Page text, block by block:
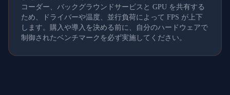
コーダー、バックグラウンドサービスと GPU を共有する
ため、ドライバーや温度、並行負荷によって FPS が上下
します。購入や導入を決める前に、自分のハードウェアで
制御されたベンチマークを必ず実施してください。